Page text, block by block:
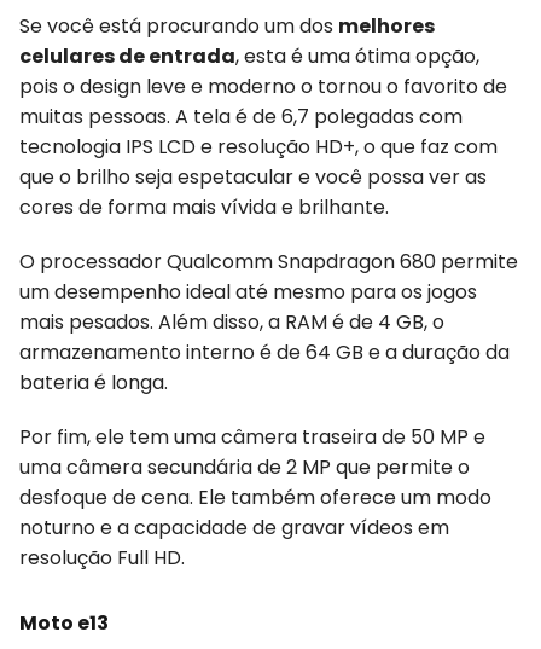
Se você está procurando um dos melhores
celulares de entrada, esta é uma ótima opção,
pois o design leve e moderno o tornou o favorito de
muitas pessoas. A tela é de 6,7 polegadas com
tecnologia IPS LCD e resolução HD+, o que faz com
que o brilho seja espetacular e você possa ver as
cores de forma mais vívida e brilhante.
O processador Qualcomm Snapdragon 680 permite
um desempenho ideal até mesmo para os jogos
mais pesados. Além disso, a RAM é de 4 GB, o
armazenamento interno é de 64 GB e a duração da
bateria é longa.
Por fim, ele tem uma câmera traseira de 50 MP e
uma câmera secundária de 2 MP que permite o
desfoque de cena. Ele também oferece um modo
noturno e a capacidade de gravar vídeos em
resolução Full HD.
Moto e13